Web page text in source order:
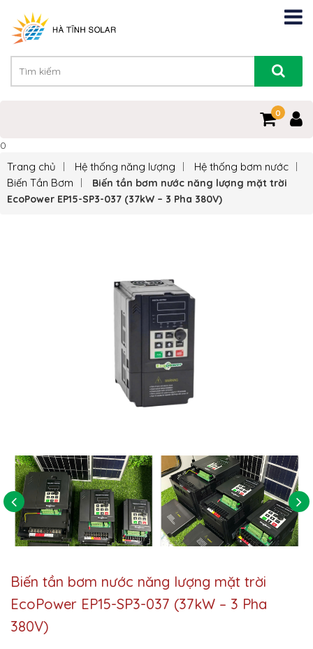
0
0
Trang chủ Hệ thống năng lượng
Hệ thống bơm nước
Biến Tần Bơm
Biến tần bơm nước năng lượng mặt trời
EcoPower EP15-SP3-037 (37kW – 3 Pha 380V)
Biến tần bơm nước năng lượng mặt trời
EcoPower EP15-SP3-037 (37kW – 3 Pha
380V)